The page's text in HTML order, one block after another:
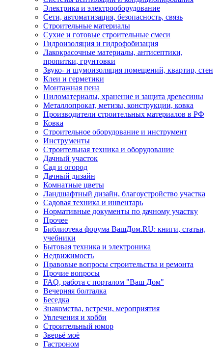
Электрика и электрооборудование
Сети, автоматизация, безопасность, связь
Строительные материалы
Сухие и готовые строительные смеси
Гидроизоляция и гидрофобизация
Лакокрасочные материалы, антисептики,
пропитки, грунтовки
Звуко- и шумоизоляция помещений, квартир, стен
Клеи и герметики
Монтажная пена
Пиломатериалы, хранение и защита древесины
Металлопрокат, метизы, конструкции, ковка
Производители строительных материалов в РФ
Ковка
Строительное оборудование и инструмент
Инструменты
Строительная техника и оборудование
Дачный участок
Сад и огород
Дачный дизайн
Комнатные цветы
Ландшафтный дизайн, благоустройство участка
Садовая техника и инвентарь
Нормативные документы по дачному участку
Прочее
Библиотека форума ВашДом.RU: книги, статьи,
учебники
Бытовая техника и электроника
Недвижимость
Правовые вопросы строительства и ремонта
Прочие вопросы
FAQ, работа с порталом "Ваш Дом"
Вечерняя болталка
Беседка
Знакомства, встречи, мероприятия
Увлечения и хобби
Строительный юмор
Зверьё моё
Гастроном